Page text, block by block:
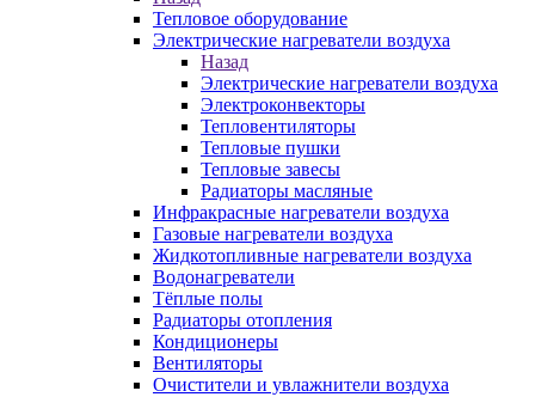
Тепловое оборудование
Электрические нагреватели воздуха
Назад
Электрические нагреватели воздуха
Электроконвекторы
Тепловентиляторы
Тепловые пушки
Тепловые завесы
Радиаторы масляные
Инфракрасные нагреватели воздуха
Газовые нагреватели воздуха
Жидкотопливные нагреватели воздуха
Водонагреватели
Тёплые полы
Радиаторы отопления
Кондиционеры
Вентиляторы
Очистители и увлажнители воздуха